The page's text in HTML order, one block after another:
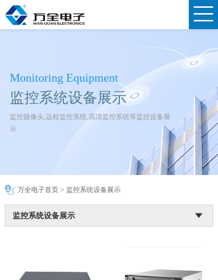
Monitoring Equipment
监控系统设备展示
监控摄像头,远程监控系统,高清监控系统等监控设备展
示
万全电子首页 > 监控系统设备展示
监控系统设备展示